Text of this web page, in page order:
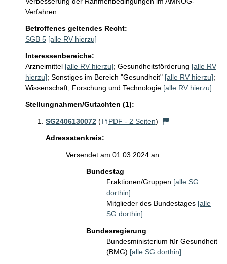
Verfahren
Betroffenes geltendes Recht:
SGB 5 [alle RV hierzu]
Interessenbereiche:
Arzneimittel [alle RV hierzu]; Gesundheitsförderung [alle RV
hierzu]; Sonstiges im Bereich "Gesundheit" [alle RV hierzu];
Wissenschaft, Forschung und Technologie [alle RV hierzu]
Stellungnahmen/Gutachten (1):
SG2406130072 ( PDF - 2 Seiten)
Adressatenkreis:
Versendet am 01.03.2024 an:
Bundestag
Fraktionen/Gruppen [alle SG
dorthin]
Mitglieder des Bundestages [alle
SG dorthin]
Bundesregierung
Bundesministerium für Gesundheit
(BMG) [alle SG dorthin]